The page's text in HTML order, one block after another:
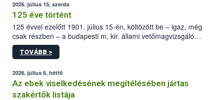
2026. július 15, szerda
125 éve történt
125 évvel ezelőtt 1901. július 15-én, költözött be – igaz, még
csak részben – a budapesti m. kir. állami vetőmagvizsgáló
állomás a Kis Rókus utca 15. szám alatti, Czigler Győző által
tervezett új épületébe.
TOVÁBB >
2026. július 6, hétfő
Az ebek viselkedésének megítélésében jártas
szakértők listája